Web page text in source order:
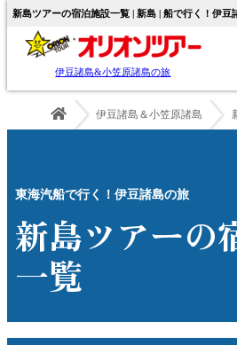
新島ツアーの宿泊施設一覧 | 新島 | 船で行く！伊
伊豆諸島&小笠原諸島の旅
伊豆諸島＆小笠原諸島
東海汽船で行く！伊豆諸島の旅
新島ツアーの
一覧